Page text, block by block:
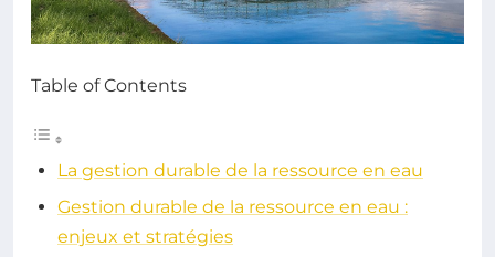
Table of Contents
La gestion durable de la ressource en eau
Gestion durable de la ressource en eau :
enjeux et stratégies